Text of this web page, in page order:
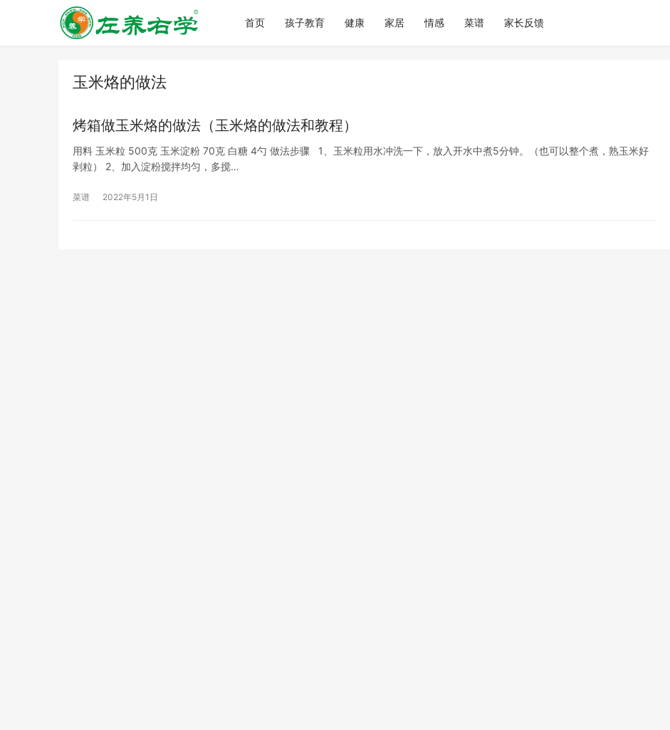
首页 孩子教育 健康 家居 情感 菜谱 家长反馈
玉米烙的做法
烤箱做玉米烙的做法（玉米烙的做法和教程）
用料 玉米粒 500克 玉米淀粉 70克 白糖 4勺 做法步骤 1、玉米粒用水冲洗一下，放入开水中煮5分钟。（也可以整个煮，熟玉米好
剥粒） 2、加入淀粉搅拌均匀，多搅…
菜谱 2022年5月1日